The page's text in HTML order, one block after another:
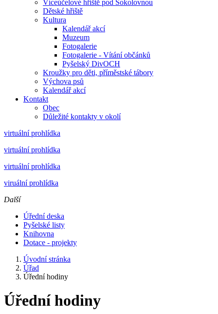
Víceúčelové hřiště pod Sokolovnou
Dětské hřiště
Kultura
Kalendář akcí
Muzeum
Fotogalerie
Fotogalerie - Vítání občánků
Pyšelský DivOCH
Kroužky pro děti, příměstské tábory
Výchova psů
Kalendář akcí
Kontakt
Obec
Důležité kontakty v okolí
virtuální prohlídka
virtuální prohlídka
virtuální prohlídka
viruální prohlídka
Další
Úřední deska
Pyšelské listy
Knihovna
Dotace - projekty
Úvodní stránka
Úřad
Úřední hodiny
Úřední hodiny